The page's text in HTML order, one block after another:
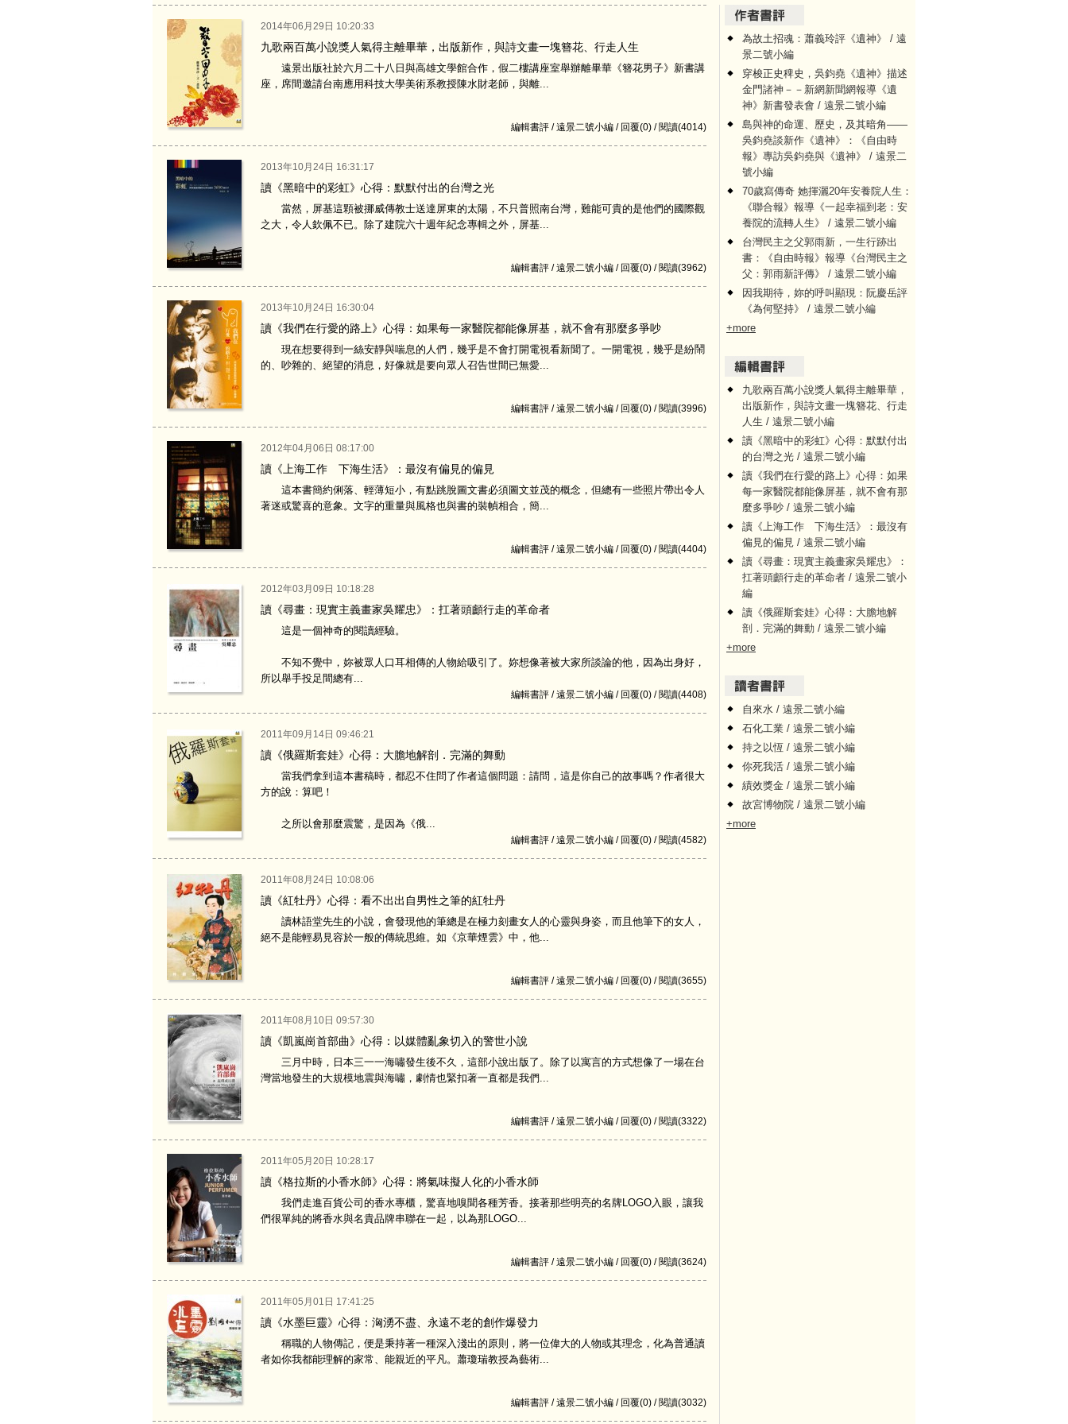
2014年06月29日 10:20:33
九歌兩百萬小說獎人氣得主離畢華，出版新作，與詩文畫一塊簪花、行走人生
遠景出版社於六月二十八日與高雄文學館合作，假二樓講座室舉辦離畢華《簪花男子》新書講
座，席間邀請台南應用科技大學美術系教授陳水財老師，與離...
編輯書評 / 遠景二號小編 / 回覆(0) / 閱讀(4014)
2013年10月24日 16:31:17
讀《黑暗中的彩虹》心得：默默付出的台灣之光
當然，屏基這顆被挪威傳教士送達屏東的太陽，不只普照南台灣，難能可貴的是他們的國際觀
之大，令人欽佩不已。除了建院六十週年紀念專輯之外，屏基...
編輯書評 / 遠景二號小編 / 回覆(0) / 閱讀(3962)
2013年10月24日 16:30:04
讀《我們在行愛的路上》心得：如果每一家醫院都能像屏基，就不會有那麼多爭吵
現在想要得到一絲安靜與喘息的人們，幾乎是不會打開電視看新聞了。一開電視，幾乎是紛鬧
的、吵雜的、絕望的消息，好像就是要向眾人召告世間已無愛...
編輯書評 / 遠景二號小編 / 回覆(0) / 閱讀(3996)
2012年04月06日 08:17:00
讀《上海工作 下海生活》：最沒有偏見的偏見
這本書簡約俐落、輕薄短小，有點跳脫圖文書必須圖文並茂的概念，但總有一些照片帶出令人
著迷或驚喜的意象。文字的重量與風格也與書的裝幀相合，簡...
編輯書評 / 遠景二號小編 / 回覆(0) / 閱讀(4404)
2012年03月09日 10:18:28
讀《尋畫：現實主義畫家吳耀忠》：扛著頭顱行走的革命者
這是一個神奇的閱讀經驗。
不知不覺中，妳被眾人口耳相傳的人物給吸引了。妳想像著被大家所談論的他，因為出身好，
所以舉手投足間總有...
編輯書評 / 遠景二號小編 / 回覆(0) / 閱讀(4408)
2011年09月14日 09:46:21
讀《俄羅斯套娃》心得：大膽地解剖．完滿的舞動
當我們拿到這本書稿時，都忍不住問了作者這個問題：請問，這是你自己的故事嗎？作者很大
方的說：算吧！
之所以會那麼震驚，是因為《俄...
編輯書評 / 遠景二號小編 / 回覆(0) / 閱讀(4582)
2011年08月24日 10:08:06
讀《紅牡丹》心得：看不出出自男性之筆的紅牡丹
讀林語堂先生的小說，會發現他的筆總是在極力刻畫女人的心靈與身姿，而且他筆下的女人，
絕不是能輕易見容於一般的傳統思維。如《京華煙雲》中，他...
編輯書評 / 遠景二號小編 / 回覆(0) / 閱讀(3655)
2011年08月10日 09:57:30
讀《凱嵐崗首部曲》心得：以媒體亂象切入的警世小說
三月中時，日本三一一海嘯發生後不久，這部小說出版了。除了以寓言的方式想像了一場在台
灣當地發生的大規模地震與海嘯，劇情也緊扣著一直都是我們...
編輯書評 / 遠景二號小編 / 回覆(0) / 閱讀(3322)
2011年05月20日 10:28:17
讀《格拉斯的小香水師》心得：將氣味擬人化的小香水師
我們走進百貨公司的香水專櫃，驚喜地嗅聞各種芳香。接著那些明亮的名牌LOGO入眼，讓我
們很單純的將香水與名貴品牌串聯在一起，以為那LOGO...
編輯書評 / 遠景二號小編 / 回覆(0) / 閱讀(3624)
2011年05月01日 17:41:25
讀《水墨巨靈》心得：洶湧不盡、永遠不老的創作爆發力
稱職的人物傳記，便是秉持著一種深入淺出的原則，將一位偉大的人物或其理念，化為普通讀
者如你我都能理解的家常、能親近的平凡。蕭瓊瑞教授為藝術...
編輯書評 / 遠景二號小編 / 回覆(0) / 閱讀(3032)
為故土招魂：蕭義玲評《遺神》 / 遠
景二號小編
穿梭正史稗史，吳鈞堯《遺神》描述
金門諸神－－新網新聞網報導《遺
神》新書發表會 / 遠景二號小編
島與神的命運、歷史，及其暗角——
吳鈞堯談新作《遺神》：《自由時
報》專訪吳鈞堯與《遺神》 / 遠景二
號小編
70歲寫傳奇 她揮灑20年安養院人生：
《聯合報》報導《一起幸福到老：安
養院的流轉人生》 / 遠景二號小編
台灣民主之父郭雨新，一生行跡出
書：《自由時報》報導《台灣民主之
父：郭雨新評傳》 / 遠景二號小編
因我期待，妳的呼叫顯現：阮慶岳評
《為何堅持》 / 遠景二號小編
+more
九歌兩百萬小說獎人氣得主離畢華，
出版新作，與詩文畫一塊簪花、行走
人生 / 遠景二號小編
讀《黑暗中的彩虹》心得：默默付出
的台灣之光 / 遠景二號小編
讀《我們在行愛的路上》心得：如果
每一家醫院都能像屏基，就不會有那
麼多爭吵 / 遠景二號小編
讀《上海工作 下海生活》：最沒有
偏見的偏見 / 遠景二號小編
讀《尋畫：現實主義畫家吳耀忠》：
扛著頭顱行走的革命者 / 遠景二號小
編
讀《俄羅斯套娃》心得：大膽地解
剖．完滿的舞動 / 遠景二號小編
+more
自來水 / 遠景二號小編
石化工業 / 遠景二號小編
持之以恆 / 遠景二號小編
你死我活 / 遠景二號小編
績效獎金 / 遠景二號小編
故宮博物院 / 遠景二號小編
+more